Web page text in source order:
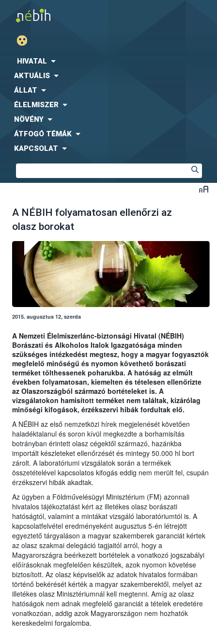
HIVATAL
AKTUÁLIS
ÁLLAT
ÉLELMISZER
NÖVÉNY
ÁTFOGÓ TÉMÁK
KAPCSOLAT
A NÉBIH folyamatosan ellenőrzi az
olasz borokat
2015. augusztus 12, szerda
A Nemzeti Élelmiszerlánc-biztonsági Hivatal (NÉBIH)
Borászati és Alkoholos Italok Igazgatósága minden
szükséges intézkedést megtesz, hogy a magyar fogyasztók
megfelelő minőségű és nyomon követhető borászati
terméket tölthessenek poharukba. A hatóság az elmúlt
években folyamatosan, kiemelten és tételesen ellenőrizte
az Olaszországból származó bortételeket is. A
vizsgálatokon hamisított terméket nem találtak, kizárólag
minőségi kifogások, érzékszervi hibák fordultak elő.
A NÉBIH az első nemzetközi hírek megjelenését követően
haladéktalanul és soron kívül megkezdte a borhamisítás
botrányban érintett olasz cégektől származó, hazánkba
importált készleteket ellenőrzését és mintegy 50.000 hl bort
zárolt. A laboratóriumi vizsgálatok során a termékek
összetételével kapcsolatos kifogás eddig nem merült fel, csupán
érzékszervi hibák akadtak.
Az ügyben a Földművelésügyi Minisztérium (FM) azonnali
hivatalos tájékoztatást kért az illetékes olasz borászati
hatóságtól, valamint a mintákat vizsgáló laboratóriumtól is. A
kapcsolatfelvétel eredményeként augusztus 5-én létrejött
egyeztető tárgyaláson a magyar szakemberek garanciát kértek
az olasz szakmai delegáció tagjaitól arról, hogy a
Magyarországra beérkezett bortételek a vonatkozó jogszabályi
előírásoknak megfelelően készültek, azok nyomon követése
biztosított. Az olasz képviselők az adatok hivatalos formában
történő bekérését kérték a magyar szakemberektől, melyet az
illetékes olasz Minisztériumnál kell megtenni. Amíg az olasz
hatóságok nem adnak megfelelő garanciát a tételek eredetére
vonatkozóan, addig azok Magyarországon nem hozhatók
kereskedelmi forgalomba.